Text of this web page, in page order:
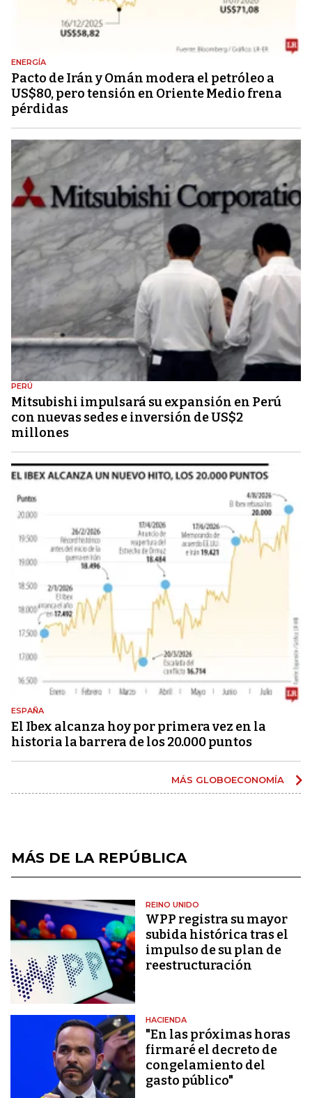
ENERGÍA
Pacto de Irán y Omán modera el petróleo a
US$80, pero tensión en Oriente Medio frena
pérdidas
PERÚ
Mitsubishi impulsará su expansión en Perú
con nuevas sedes e inversión de US$2
millones
ESPAÑA
El Ibex alcanza hoy por primera vez en la
historia la barrera de los 20.000 puntos
MÁS GLOBOECONOMÍA
MÁS DE LA REPÚBLICA
REINO UNIDO
WPP registra su mayor
subida histórica tras el
impulso de su plan de
reestructuración
HACIENDA
"En las próximas horas
firmaré el decreto de
congelamiento del
gasto público"